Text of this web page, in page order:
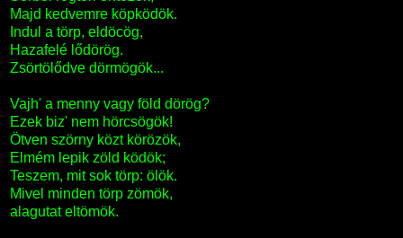
Majd kedvemre köpködök.
Indul a törp, eldöcög,
Hazafelé lődörög.
Zsörtölődve dörmögök...
Vajh' a menny vagy föld dörög?
Ezek biz' nem hörcsögök!
Ötven szörny közt körözök,
Elmém lepik zöld ködök;
Teszem, mit sok törp: ölök.
Mivel minden törp zömök,
alagutat eltömök.